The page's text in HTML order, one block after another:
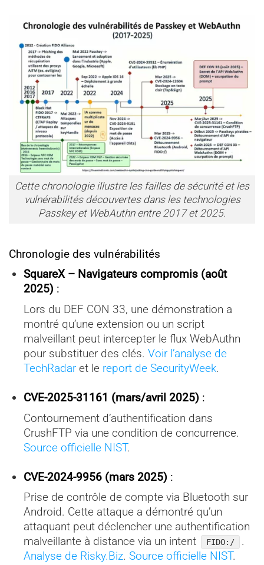
Cette chronologie illustre les failles de sécurité et les
vulnérabilités découvertes dans les technologies
Passkey et WebAuthn entre 2017 et 2025.
Chronologie des vulnérabilités
SquareX – Navigateurs compromis (août
2025) :
Lors du DEF CON 33, une démonstration a
montré qu’une extension ou un script
malveillant peut intercepter le flux WebAuthn
pour substituer des clés. Voir l’analyse de
TechRadaret le report de SecurityWeek.
CVE-2025-31161 (mars/avril 2025) :
Contournement d’authentification dans
CrushFTP via une condition de concurrence.
Source officielle NIST.
CVE-2024-9956 (mars 2025) :
Prise de contrôle de compte via Bluetooth sur
Android. Cette attaque a démontré qu’un
attaquant peut déclencher une authentification
malveillante à distance via un intent
FIDO:/
.
Analyse de Risky.Biz. Source officielle NIST.